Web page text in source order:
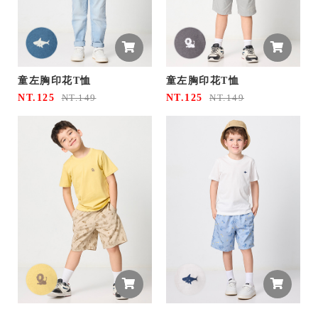
童左胸印花T恤
NT.125
NT.149
童左胸印花T恤
NT.125
NT.149